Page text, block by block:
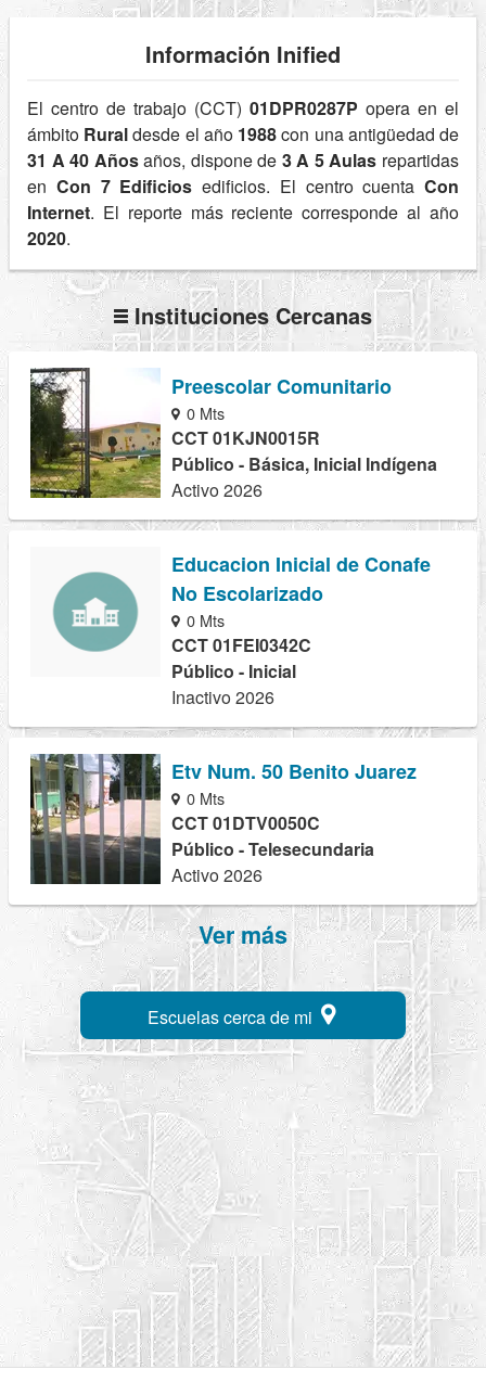
Información Inified
El centro de trabajo (CCT) 01DPR0287P opera en el
ámbito Ruraldesde el año 1988con una antigüedad de
31 A 40 Añosaños, dispone de 3 A 5 Aulas repartidas
en Con 7 Edificios edificios. El centro cuenta Con
Internet. El reporte más reciente corresponde al año
2020.
Instituciones Cercanas
Preescolar Comunitario
0 Mts
CCT 01KJN0015R
Público - Básica, Inicial Indígena
Activo 2026
Educacion Inicial de Conafe
No Escolarizado
0 Mts
CCT 01FEI0342C
Público - Inicial
Inactivo 2026
Etv Num. 50 Benito Juarez
0 Mts
CCT 01DTV0050C
Público - Telesecundaria
Activo 2026
Ver más
Escuelas cerca de mi